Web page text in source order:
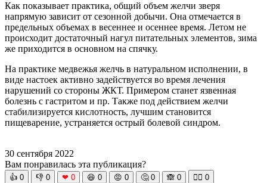
Как показывает практика, общий объем желчи зверя
напрямую зависит от сезонной добычи. Она отмечается в
предельных объемах в весеннее и осеннее время. Летом не
происходит достаточный нагул питательных элементов, зима
же приходится в основном на спячку.
На практике медвежья желчь в натуральном исполнении, в
виде настоек активно задействуется во время лечения
нарушений со стороны ЖКТ. Примером станет язвенная
болезнь с гастритом и пр. Также под действием желчи
стабилизируется кислотность, лучшим становится
пищеварение, устраняется острый болевой синдром.
30 сентября 2022
Вам понравилась эта публикация?
👍 0 👎 0 ❤ 0 😆 0 😡 0 🤔 0 🙈 0 🧘‍♀️ 0